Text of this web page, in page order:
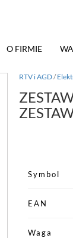
O FIRMIE
RTV i AGD/
Symbol
EAN
Waga